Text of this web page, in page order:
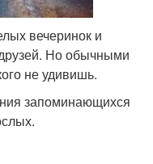
вечеринок и
Но обычными
не удивишь.
запоминающихся